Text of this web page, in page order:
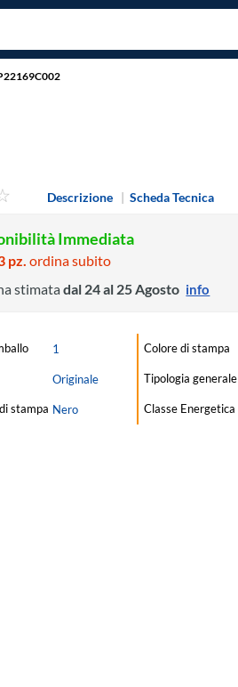
Descrizione | Scheda Tecnica
Immediata
pz. ordina subito
stimatadal 24 al 25 Agosto info
1
Originale
stampa Nero
Colore di stampa
Tipologia generale
Classe Energetica